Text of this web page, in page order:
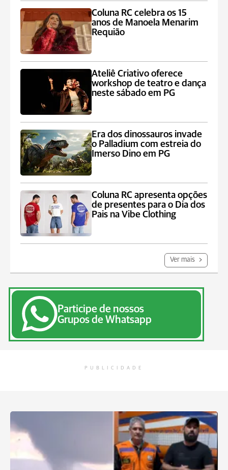
Coluna RC celebra os 15
anos de Manoela Menarim
Requião
Ateliê Criativo oferece
workshop de teatro e dança
neste sábado em PG
Era dos dinossauros invade
o Palladium com estreia do
Imerso Dino em PG
Coluna RC apresenta opções
de presentes para o Dia dos
Pais na Vibe Clothing
Ver mais
Participe de nossos
Grupos de Whatsapp
PUBLICIDADE